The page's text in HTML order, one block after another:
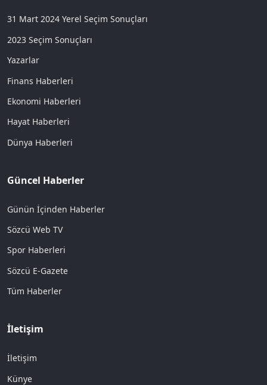
31 Mart 2024 Yerel Seçim Sonuçları
2023 Seçim Sonuçları
Yazarlar
Finans Haberleri
Ekonomi Haberleri
Hayat Haberleri
Dünya Haberleri
Güncel Haberler
Günün İçinden Haberler
Sözcü Web TV
Spor Haberleri
Sözcü E-Gazete
Tüm Haberler
İletişim
İletişim
Künye